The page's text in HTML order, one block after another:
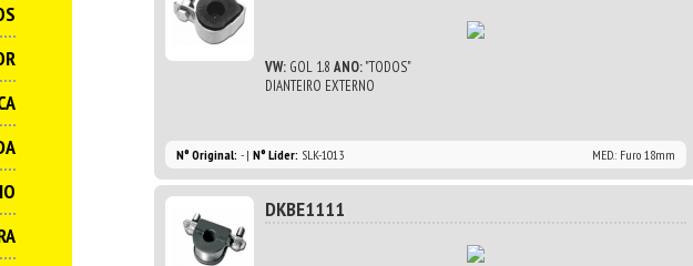
VW: GOL 1.8 ANO:"TODOS"
DIANTEIRO EXTERNO
N° Original: - | N° Líder: SLK-1013 MED.: Furo 18mm
DKBE1111